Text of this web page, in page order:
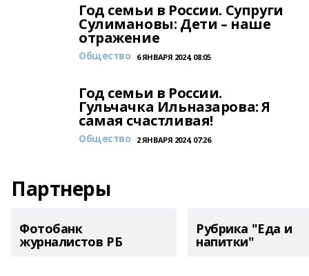
Год семьи в России. Супруги
Сулимановы: Дети – наше
отражение
Общество 6 ЯНВАРЯ 2024, 08:05
Год семьи в России.
Гульчачка Ильназарова: Я
самая счастливая!
Общество 2 ЯНВАРЯ 2024, 07:26
Партнеры
Фотобанк
журналистов РБ
Рубрика "Еда и
напитки"